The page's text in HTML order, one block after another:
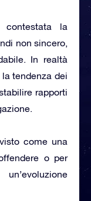
la
non sincero,
In realtà
tendenza dei
rapporti
come una
o per